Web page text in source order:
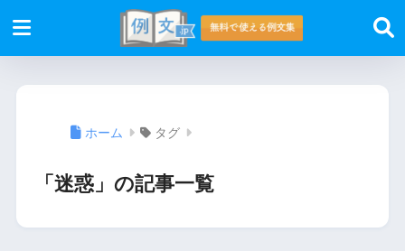
ホーム タグ
「迷惑」の記事一覧